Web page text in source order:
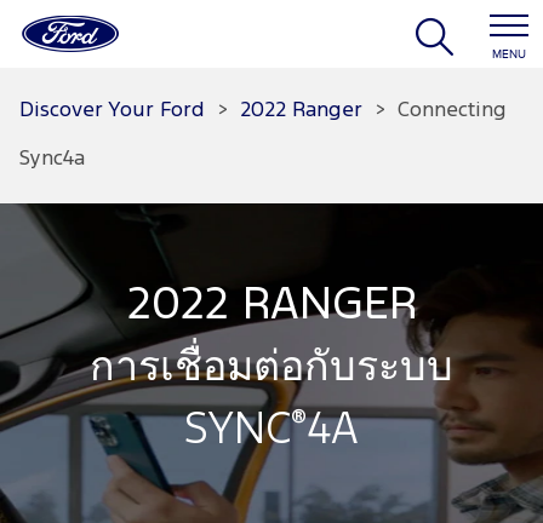
MENU
Discover Your Ford > 2022 Ranger > Connecting
Sync4a
2022 RANGER
การเชื่อมต่อกับระบบ
SYNC®4A